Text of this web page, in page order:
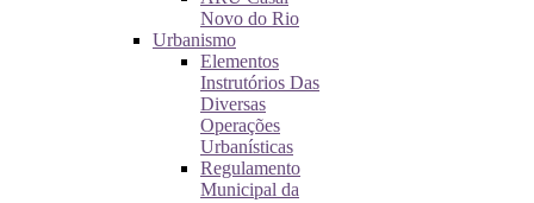
Novo do Rio
Urbanismo
Elementos
Instrutórios Das
Diversas
Operações
Urbanísticas
Regulamento
Municipal da